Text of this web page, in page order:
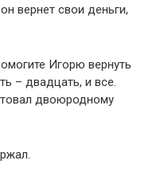
вернет свои деньги,
Игорю вернуть
– двадцать, и все.
двоюродному